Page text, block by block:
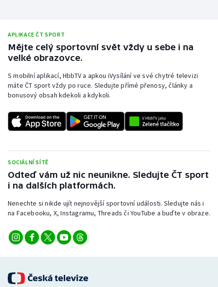
Triatlon
Veslování
Vodní slalom
Ostatní
APLIKACE ČT SPORT
Mějte celý sportovní svět vždy u sebe i na
velké obrazovce.
S mobilní aplikací, HbbTV a apkou iVysílání ve své chytré televizi
máte ČT sport vždy po ruce. Sledujte přímé přenosy, články a
bonusový obsah kdekoli a kdykoli.
SOCIÁLNÍ SÍTĚ
Odteď vám už nic neunikne. Sledujte ČT sport
i na dalších platformách.
Nenechte si nikde ujít nejnovější sportovní události. Sledujte nás i
na Facebooku, X, Instagramu, Threads či YouTube a buďte v obraze.